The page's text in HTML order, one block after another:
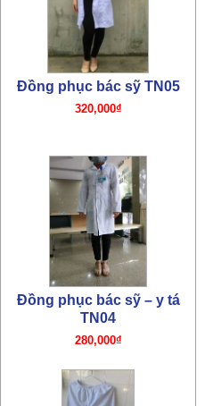
Đồng phục bác sỹ – y tá
TN04
280,000₫
Đồng phục quần y tá bác sỹ
TN03